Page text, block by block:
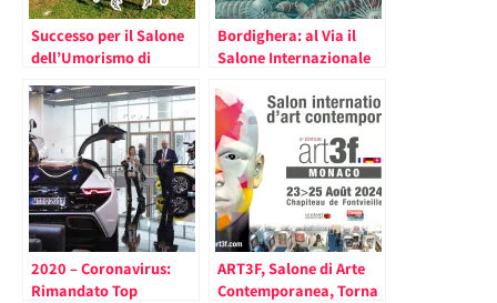
Successo per il Salone
dell’Umorismo di
Bordighera: al Via il
Salone Internazionale
Peynet omaggio a
Quino creatore di
Mafalda (il
programma)
2020 – Coronavirus:
Rimandato Top
ART3F, Salone di Arte
Contemporanea, Torna